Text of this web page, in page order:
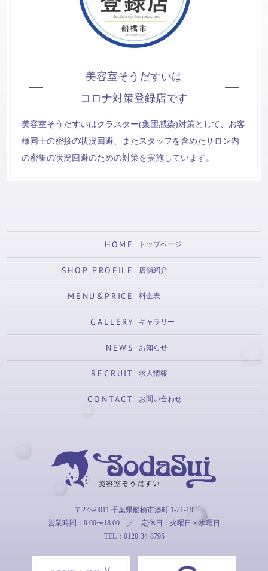
美容室そうだすいは
コロナ対策登録店です
美容室そうだすいはクラスター(集団感染)対策として、お客
様同士の密接の状況回避、またスタッフを含めたサロン内
の密集の状況回避のための対策を実施しています。
HOME トップページ
SHOP PROFILE 店舗紹介
MENU&PRICE 料金表
GALLERY ギャラリー
NEWS お知らせ
RECRUIT 求人情報
CONTACT お問い合わせ
そうだすい
〒273-0011 千葉県船橋市湊町 1-21-19
営業時間：9:00〜18:00 ／ 定休日：火曜日・水曜日
TEL：0120-34-8795